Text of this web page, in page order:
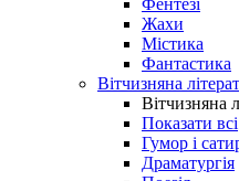
Фентезі
Жахи
Містика
Фантастика
Вітчизняна
Вітчизняна
Показати всі
Гумор і
Драматургія